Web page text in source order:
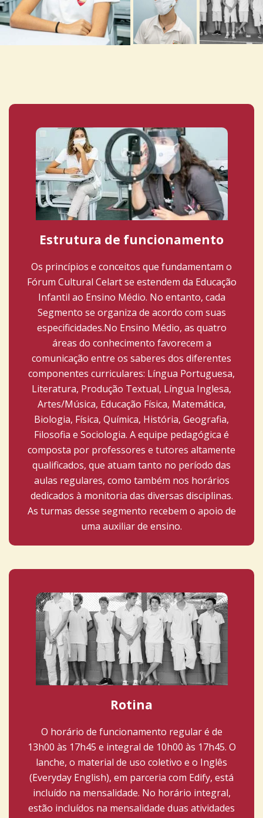
Estrutura de funcionamento
Os princípios e conceitos que fundamentam o
Fórum Cultural Celart se estendem da Educação
Infantil ao Ensino Médio. No entanto, cada
Segmento se organiza de acordo com suas
especificidades.No Ensino Médio, as quatro
áreas do conhecimento favorecem a
comunicação entre os saberes dos diferentes
componentes curriculares: Língua Portuguesa,
Literatura, Produção Textual, Língua Inglesa,
Artes/Música, Educação Física, Matemática,
Biologia, Física, Química, História, Geografia,
Filosofia e Sociologia. A equipe pedagógica é
composta por professores e tutores altamente
qualificados, que atuam tanto no período das
aulas regulares, como também nos horários
dedicados à monitoria das diversas disciplinas.
As turmas desse segmento recebem o apoio de
uma auxiliar de ensino.
Rotina
O horário de funcionamento regular é de
13h00 às 17h45 e integral de 10h00 às 17h45. O
lanche, o material de uso coletivo e o Inglês
(Everyday English), em parceria com Edify, está
incluído na mensalidade. No horário integral,
estão incluídos na mensalidade duas atividades